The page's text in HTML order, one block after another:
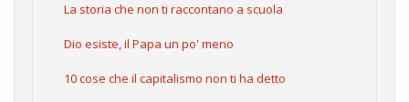
La storia che non ti raccontano a scuola
Dio esiste, il Papa un po' meno
10 cose che il capitalismo non ti ha detto